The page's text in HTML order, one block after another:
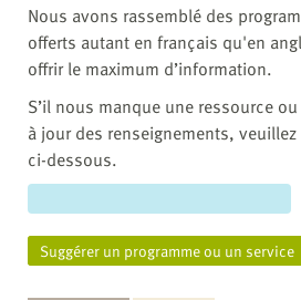
Nous avons rassemblé des
offerts autant en français qu'en
offrir le maximum d’information.
S’il nous manque une ressource
à jour des renseignements,
ci-dessous.
Suggérer un programme ou un service